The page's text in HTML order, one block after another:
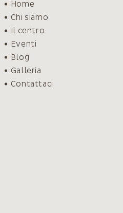
Home
Chi siamo
Il centro
Eventi
Blog
Galleria
Contattaci